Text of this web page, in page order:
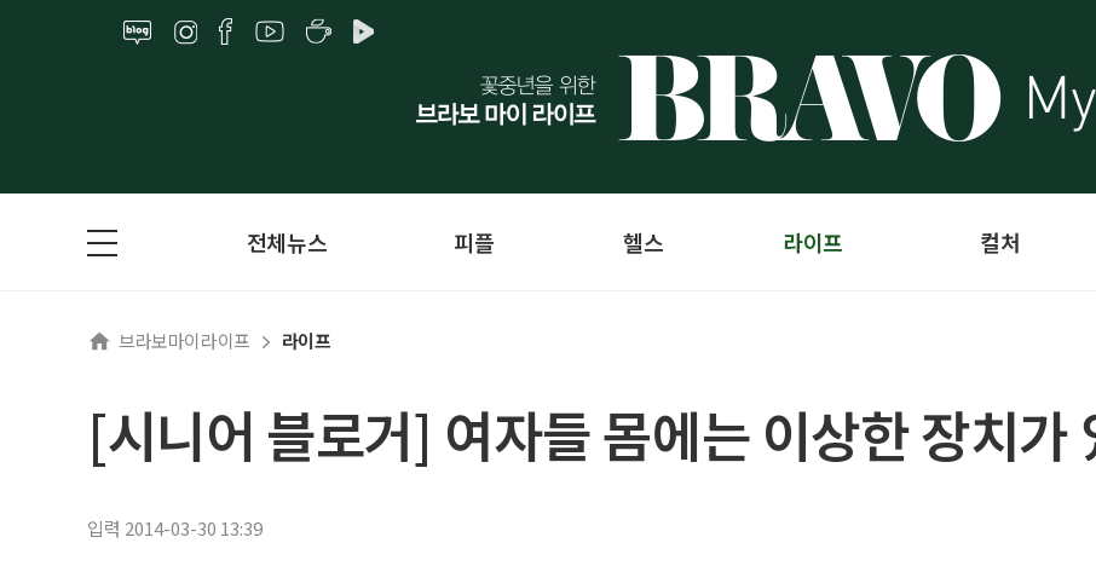
전체뉴스 피플 헬스 라이프 컬처
브라보마이라이프 라이프
[시니어 블로거] 여자들 몸에는 이상한 장치가
입력 2014-03-30 13:39